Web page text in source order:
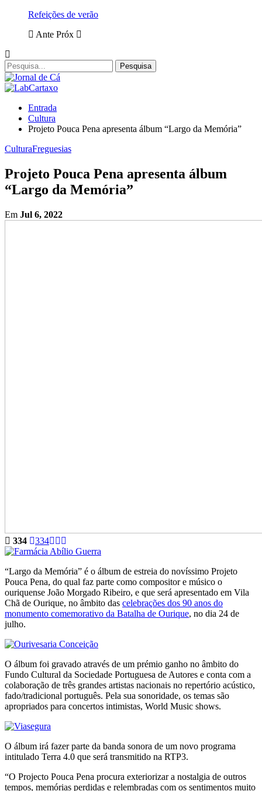
Refeições de verão
Ante Próx
Entrada
Cultura
Projeto Pouca Pena apresenta álbum “Largo da Memória”
CulturaFreguesias
Projeto Pouca Pena apresenta álbum
“Largo da Memória”
Em Jul 6, 2022
334 334
“Largo da Memória” é o álbum de estreia do novíssimo Projeto
Pouca Pena, do qual faz parte como compositor e músico o
ouriquense João Morgado Ribeiro, e que será apresentado em Vila
Chã de Ourique, no âmbito das celebrações dos 90 anos do
monumento comemorativo da Batalha de Ourique, no dia 24 de
julho.
O álbum foi gravado através de um prémio ganho no âmbito do
Fundo Cultural da Sociedade Portuguesa de Autores e conta com a
colaboração de três grandes artistas nacionais no repertório acústico,
fado/tradicional português. Pela sua sonoridade, os temas são
apropriados para concertos intimistas, World Music shows.
O álbum irá fazer parte da banda sonora de um novo programa
intitulado Terra 4.0 que será transmitido na RTP3.
“O Projecto Pouca Pena procura exteriorizar a nostalgia de outros
tempos, memórias perdidas e relembradas com os sentimentos muito